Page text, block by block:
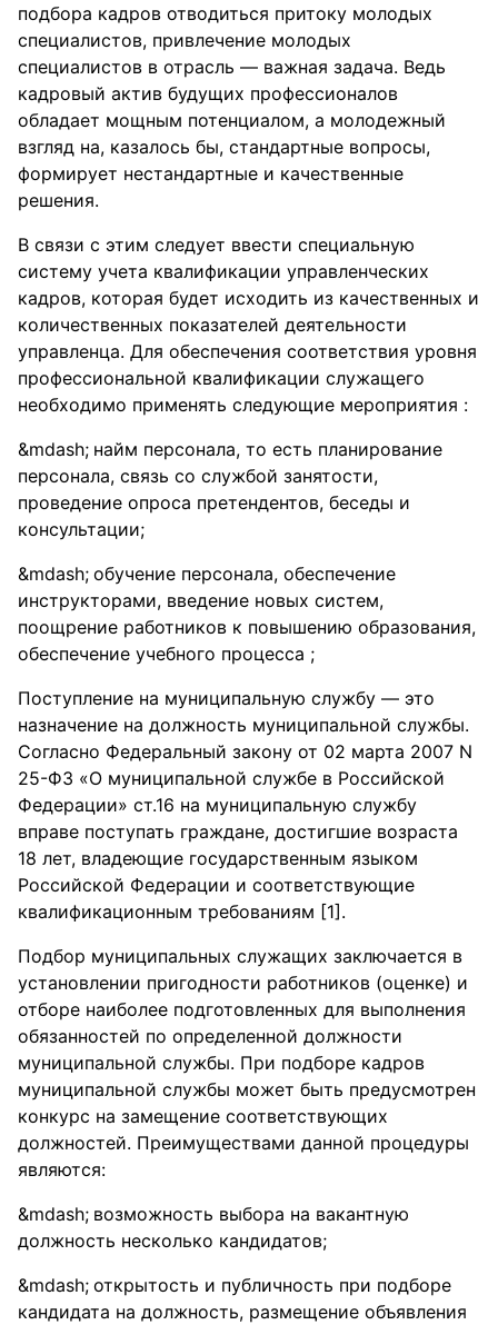
подбора кадров отводиться притоку молодых
специалистов, привлечение молодых
специалистов в отрасль — важная задача. Ведь
кадровый актив будущих профессионалов
обладает мощным потенциалом, а молодежный
взгляд на, казалось бы, стандартные вопросы,
формирует нестандартные и качественные
решения.
В связи с этим следует ввести специальную
систему учета квалификации управленческих
кадров, которая будет исходить из качественных и
количественных показателей деятельности
управленца. Для обеспечения соответствия уровня
профессиональной квалификации служащего
необходимо применять следующие мероприятия :
найм персонала, то есть планирование
персонала, связь со службой занятости,
проведение опроса претендентов, беседы и
консультации;
обучение персонала, обеспечение
инструкторами, введение новых систем,
поощрение работников к повышению образования,
обеспечение учебного процесса ;
Поступление на муниципальную службу — это
назначение на должность муниципальной службы.
Согласно Федеральный закону от 02 марта 2007 N
25-ФЗ «О муниципальной службе в Российской
Федерации» ст.16 на муниципальную службу
вправе поступать граждане, достигшие возраста
18 лет, владеющие государственным языком
Российской Федерации и соответствующие
квалификационным требованиям [1].
Подбор муниципальных служащих заключается в
установлении пригодности работников (оценке) и
отборе наиболее подготовленных для выполнения
обязанностей по определенной должности
муниципальной службы. При подборе кадров
муниципальной службы может быть предусмотрен
конкурс на замещение соответствующих
должностей. Преимуществами данной процедуры
являются:
возможность выбора на вакантную
должность несколько кандидатов;
открытость и публичность при подборе
кандидата на должность, размещение объявления